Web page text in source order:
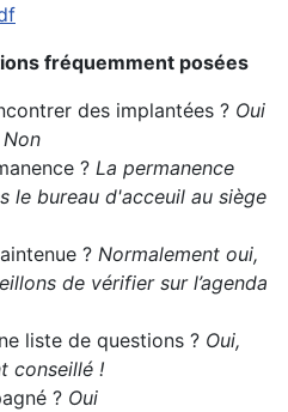
fréquemment posées
des implantées ? Oui
Non
? La permanence
le bureau d'acceuil au siège
? Normalement oui,
de vérifier sur l’agenda
liste de questions ? Oui,
conseillé !
? Oui